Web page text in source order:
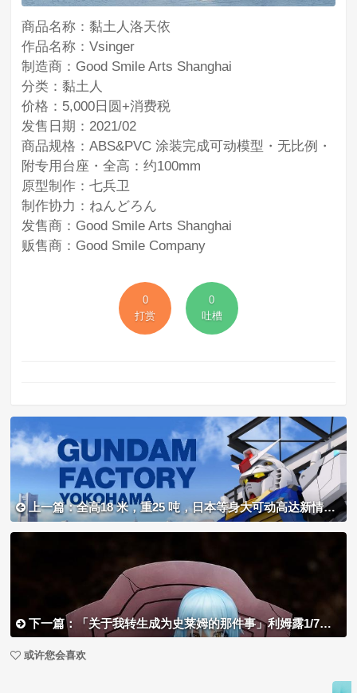
商品名称：黏土人洛天依
作品名称：Vsinger
制造商：Good Smile Arts Shanghai
分类：黏土人
价格：5,000日圆+消费税
发售日期：2021/02
商品规格：ABS&PVC 涂装完成可动模型・无比例・
附专用台座・全高：约100mm
原型制作：七兵卫
制作协力：ねんどろん
发售商：Good Smile Arts Shanghai
贩售商：Good Smile Company
0
打赏
0
吐槽
上一篇：全高18 米，重25 吨，日本等身大可动高达新情报公开记念版模型发售
下一篇：「关于我转生成为史莱姆的那件事」利姆露1/7手办开始预订
或许您会喜欢